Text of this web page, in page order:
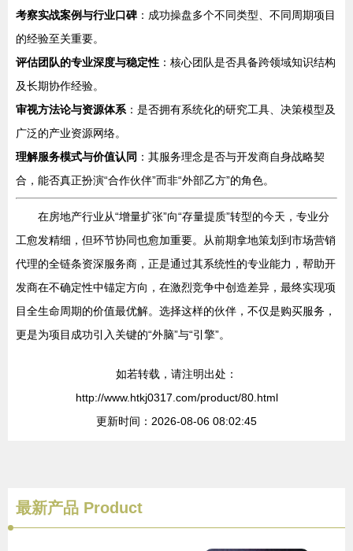
考察实战案例与行业口碑 ：成功操盘多个不同类型、不同周期项目
的经验至关重要。
评估团队的专业深度与稳定性 ：核心团队是否具备跨领域知识结构
及长期协作经验。
审视方法论与资源体系 ：是否拥有系统化的研究工具、决策模型及
广泛的产业资源网络。
理解服务模式与价值认同 ：其服务理念是否与开发商自身战略契
合，能否真正扮演“合作伙伴”而非“外部乙方”的角色。
在房地产行业从“增量扩张”向“存量提质”转型的今天，专业分
工愈发精细，但环节协同也愈加重要。从前期拿地策划到市场营销
代理的全链条资深服务商，正是通过其系统性的专业能力，帮助开
发商在不确定性中锚定方向，在激烈竞争中创造差异，最终实现项
目全生命周期的价值最优解。选择这样的伙伴，不仅是购买服务，
更是为项目成功引入关键的“外脑”与“引擎”。
如若转载，请注明出处：
http://www.htkj0317.com/product/80.html
更新时间：2026-08-06 08:02:45
最新产品 Product